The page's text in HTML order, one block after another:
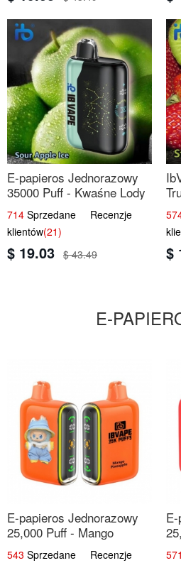
E-papieros Jednorazowy
35000 Puff - Kwaśne Lody
Jabłkowe
714 Sprzedane Recenzje
klientów(21)
$ 19.03 $ 43.49 $
E-
E-papieros Jednorazowy
25,000 Puff - Mango
Ananas | Tropikalny Smak
543 Sprzedane Recenzje
571